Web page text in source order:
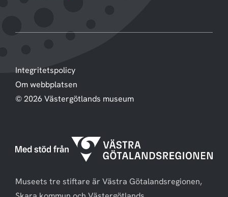
© 2026 Västergötlands museum
Integritetspolicy
Om webbplatsen
Museets tre stiftare är Västra Götalandsregionen,